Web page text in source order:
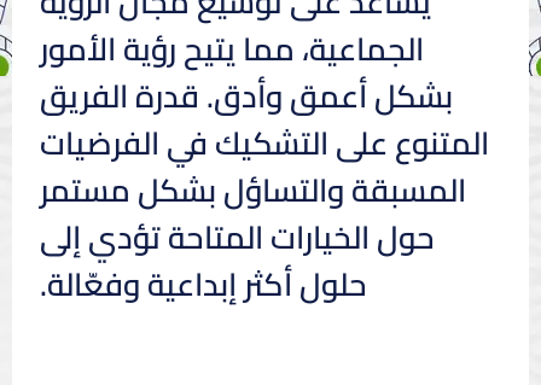
الجماعية، مما يتيح رؤية الأمور
بشكل أعمق وأدق. قدرة الفريق
المتنوع على التشكيك في الفرضيات
المسبقة والتساؤل بشكل مستمر
حول الخيارات المتاحة تؤدي إلى
حلول أكثر إبداعية وفعّالة.